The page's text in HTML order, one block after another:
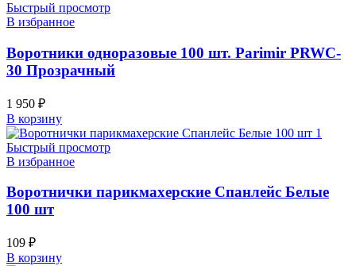
Быстрый просмотр
В избранное
Воротники одноразовые 100 шт. Parimir PRWC-
30 Прозрачный
1 950 ₽
В корзину
Быстрый просмотр
В избранное
Воротнички парикмахерские Спанлейс Белые
100 шт
109 ₽
В корзину